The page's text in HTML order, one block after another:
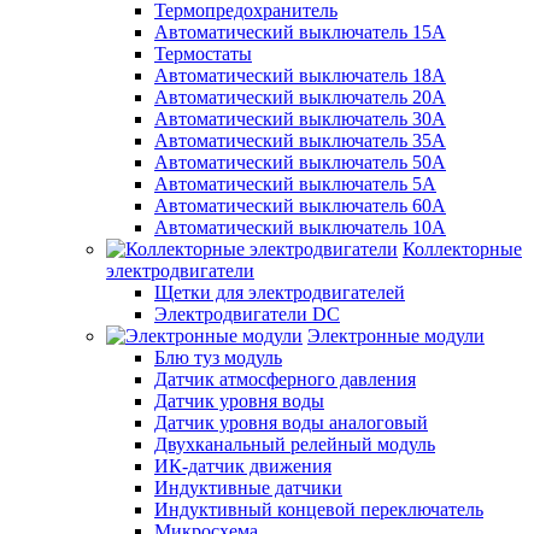
Термопредохранитель
Автоматический выключатель 15А
Термостаты
Автоматический выключатель 18А
Автоматический выключатель 20А
Автоматический выключатель 30А
Автоматический выключатель 35А
Автоматический выключатель 50А
Автоматический выключатель 5А
Автоматический выключатель 60А
Автоматический выключатель 10А
Коллекторные
электродвигатели
Щетки для электродвигателей
Электродвигатели DC
Электронные модули
Блю туз модуль
Датчик атмосферного давления
Датчик уровня воды
Датчик уровня воды аналоговый
Двухканальный релейный модуль
ИК-датчик движения
Индуктивные датчики
Индуктивный концевой переключатель